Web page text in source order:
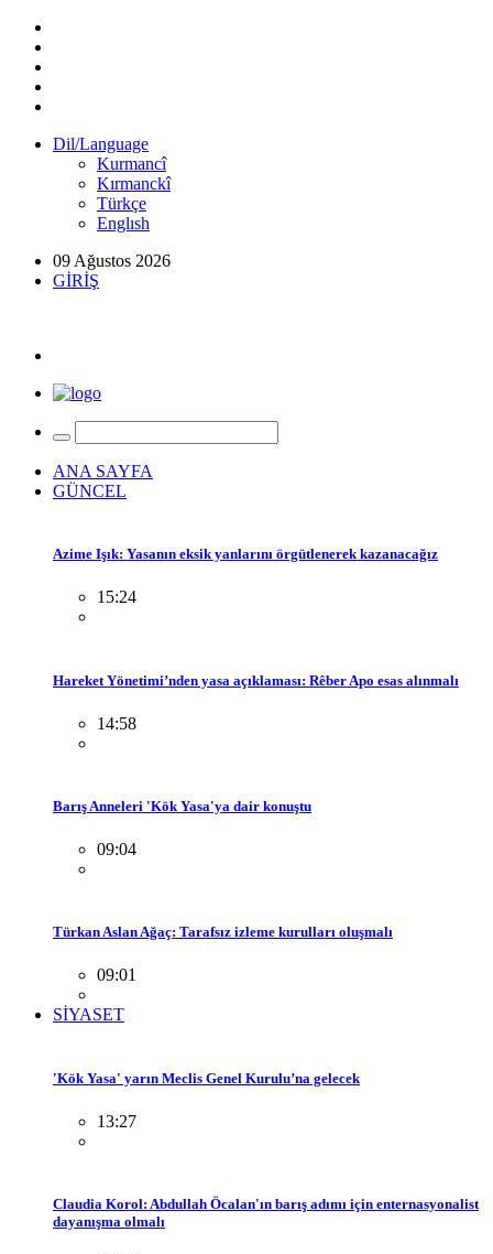
Dil/Language
Kurmancî
Kırmanckî
Türkçe
Englısh
09 Ağustos 2026
GİRİŞ
ANA SAYFA
GÜNCEL
Azime Işık: Yasanın eksik yanlarını örgütlenerek kazanacağız
15:24
Hareket Yönetimi’nden yasa açıklaması: Rêber Apo esas alınmalı
14:58
Barış Anneleri 'Kök Yasa'ya dair konuştu
09:04
Türkan Aslan Ağaç: Tarafsız izleme kurulları oluşmalı
09:01
SİYASET
'Kök Yasa' yarın Meclis Genel Kurulu’na gelecek
13:27
Claudia Korol: Abdullah Öcalan'ın barış adımı için enternasyonalist
dayanışma olmalı